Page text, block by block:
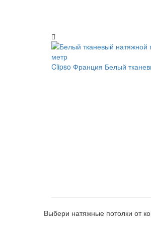
Clipso Франция Белый
Выбери натяжные потолки от